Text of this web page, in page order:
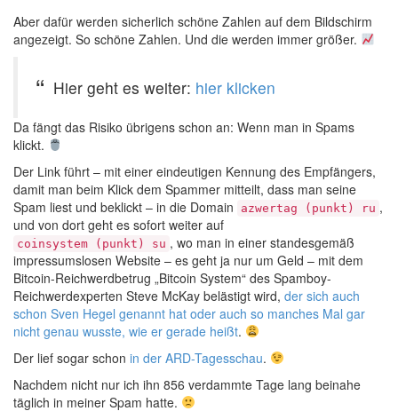
Aber dafür werden sicherlich schöne Zahlen auf dem Bildschirm
angezeigt. So schöne Zahlen. Und die werden immer größer.
Hier geht es weiter: hier klicken
Da fängt das Risiko übrigens schon an: Wenn man in Spams
klickt.
Der Link führt – mit einer eindeutigen Kennung des Empfängers,
damit man beim Klick dem Spammer mitteilt, dass man seine
Spam liest und beklickt – in die Domain
azwertag (punkt) ru ,
und von dort geht es sofort weiter auf
coinsystem (punkt) su , wo man in einer standesgemäß
impressumslosen Website – es geht ja nur um Geld – mit dem
Bitcoin-Reichwerdbetrug „Bitcoin System“ des Spamboy-
Reichwerdexperten Steve McKay belästigt wird, der sich auch
schon Sven Hegel genannt hat oder auch so manches Mal gar
nicht genau wusste, wie er gerade heißt.
Der lief sogar schon in der ARD-Tagesschau.
Nachdem nicht nur ich ihn 856 verdammte Tage lang beinahe
täglich in meiner Spam hatte.